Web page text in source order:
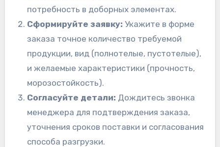
потребность в доборных элементах.
Сформируйте заявку: Укажите в форме
заказа точное количество требуемой
продукции, вид (полнотелые, пустотелые),
и желаемые характеристики (прочность,
морозостойкость).
Согласуйте детали: Дождитесь звонка
менеджера для подтверждения заказа,
уточнения сроков поставки и согласования
способа разгрузки.